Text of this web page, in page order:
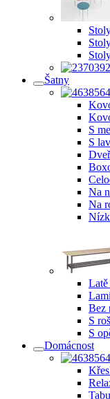
Šatny
S
S
Na
Na
Latě
Bez
S
S
Domácnost